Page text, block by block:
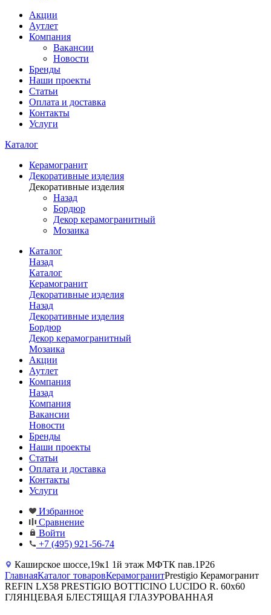
Акции
Аутлет
Компания
Вакансии
Новости
Бренды
Наши проекты
Статьи
Оплата и доставка
Контакты
Услуги
Каталог
Керамогранит
Декоративные изделия
Декоративные изделия
Назад
Бордюр
Декор керамогранитный
Мозаика
Каталог
Назад
Каталог
Керамогранит
Декоративные изделия
Назад
Декоративные изделия
Бордюр
Декор керамогранитный
Мозаика
Акции
Аутлет
Компания
Назад
Компания
Вакансии
Новости
Бренды
Наши проекты
Статьи
Оплата и доставка
Контакты
Услуги
Избранное
Сравнение
Войти
+7 (495) 921-56-74
Каширское шоссе,19к1 1й этаж МФТК пав.1Р26
ГлавнаяКаталог товаровКерамогранитPrestigio Керамогранит
REFIN LX58 PRESTIGIO BOTTICINO LUCIDO R. 60x60
ГЛЯНЦЕВАЯ БЛЕСТЯЩАЯ ГЛАЗУРОВАННАЯ